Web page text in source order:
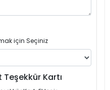
için Seçiniz
Kartı